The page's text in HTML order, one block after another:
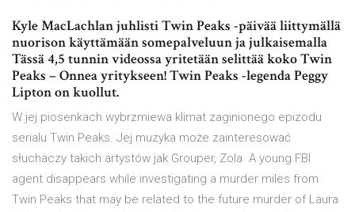
Kyle MacLachlan juhlisti Twin Peaks -päivää liittymällä
nuorison käyttämään somepalveluun ja julkaisemalla
Tässä 4,5 tunnin videossa yritetään selittää koko Twin
Peaks – Onnea yritykseen! Twin Peaks -legenda Peggy
Lipton on kuollut.
W jej piosenkach wybrzmiewa klimat zaginionego epizodu
serialu Twin Peaks. Jej muzyka może zainteresować
słuchaczy takich artystów jak Grouper, Zola A young FBI
agent disappears while investigating a murder miles from
Twin Peaks that may be related to the future murder of Laura